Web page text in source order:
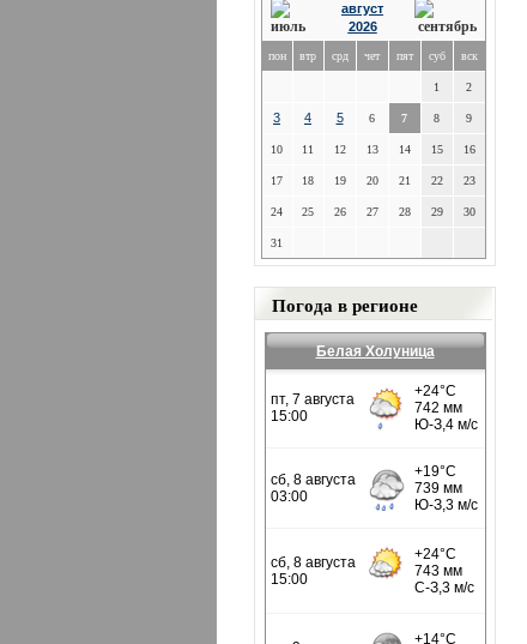
август
2026
пон втр срд чет пят суб вск
1 2
3 4 5 6 7 8 9
10 11 12 13 14 15 16
17 18 19 20 21 22 23
24 25 26 27 28 29 30
31
Погода в регионе
Белая Холуница